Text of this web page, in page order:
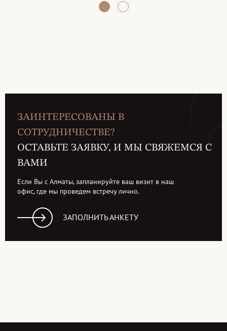
ЗАИНТЕРЕСОВАНЫ В
СОТРУДНИЧЕСТВЕ?
ОСТАВЬТЕ ЗАЯВКУ, И МЫ СВЯЖЕМСЯ С
ВАМИ
Если Вы с Алматы, запланируйте ваш визит в наш
офис, где мы проведем встречу лично.
ЗАПОЛНИТЬ АНКЕТУ